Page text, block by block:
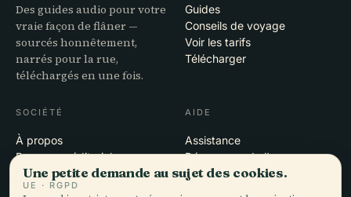
Des guides audio pour votre
vraie façon de flâner —
sourcés honnêtement,
narrés pour la rue,
téléchargés en une fois.
Guides
Conseils de voyage
Voir les tarifs
Télécharger
SOCIÉTÉ
À propos
Processus éditorial
Mission
AIDE
Assistance
Dépannage de l'app
Contact
Une petite demande au sujet des cookies.
UE · RGPD